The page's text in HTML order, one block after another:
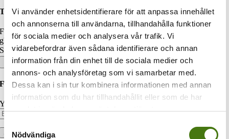
Vi använder enhetsidentifierare för att anpassa innehållet
och annonserna till användarna, tillhandahålla funktioner
för sociala medier och analysera vår trafik. Vi
vidarebefordrar även sådana identifierare och annan
information från din enhet till de sociala medier och
annons- och analysföretag som vi samarbetar med.
Dessa kan i sin tur kombinera informationen med annan
information som du har tillhandahållit eller som de har
samlat in när du har använt deras tjänster.
Nödvändiga
Turisterna.se
Familjen Magnusson har gett sig ut på resa. Vi utlovar restips och
glimtar från härliga platser i världen. Häng med oss!
Sök efter:
Följ bloggen via e-post
Your email: